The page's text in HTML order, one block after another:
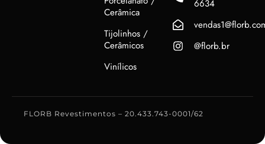
Cerâmica
Tijolinhos /
Cerâmicos
Vinílicos
6634
@florb.br
FLORB Revestimentos – 20.433.743-0001/62